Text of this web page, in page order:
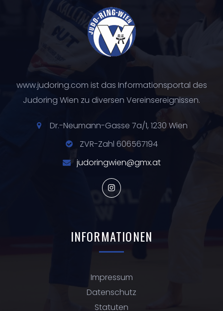
www.judoring.com ist das Informationsportal des
Judoring Wien zu diversen Vereinsereignissen.
Dr.-Neumann-Gasse 7a/1, 1230 Wien
ZVR-Zahl 606567194
judoringwien@gmx.at
INFORMATIONEN
Impressum
Datenschutz
Statuten